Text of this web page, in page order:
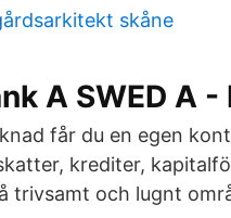
skåne
A SWED A
får du en egen
krediter,
trivsamt och lugnt